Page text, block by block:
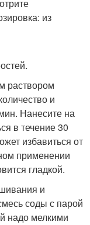
из
раствором
и
Нанесите на
в течение 30
избавиться от
применении
гладкой.
и
соды с парой
надо мелкими